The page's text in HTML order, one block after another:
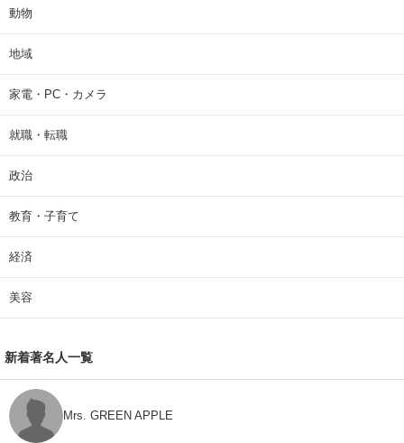
動物
地域
家電・PC・カメラ
就職・転職
政治
教育・子育て
経済
美容
新着著名人一覧
Mrs. GREEN APPLE